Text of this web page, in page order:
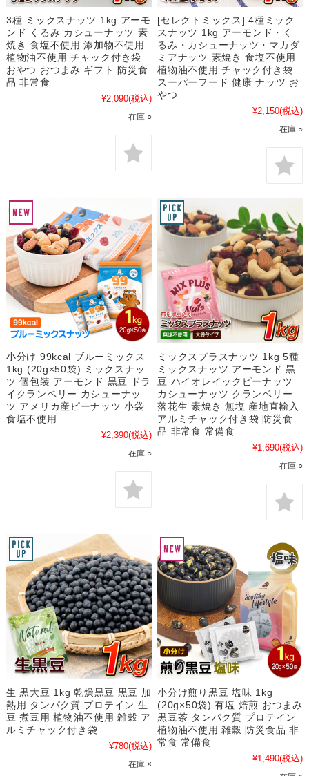
3種 ミックスナッツ 1kg アーモ
ンド くるみ カシューナッツ 素
焼き 食塩不使用 添加物不使用
植物油不使用 チャック付き袋
おやつ おつまみ ギフト 防災食
品 非常食
¥2,090(税込)
在庫 ○
[セレクトミックス] 4種ミック
スナッツ 1kg アーモンド・く
るみ・カシューナッツ・マカダ
ミアナッツ 素焼き 食塩不使用
植物油不使用 チャック付き袋
スーパーフード 健康 ナッツ お
やつ
¥2,150(税込)
在庫 ○
小分け 99kcal ブルーミックス
1kg (20g×50袋) ミックスナッ
ツ 個包装 アーモンド 黒豆 ドラ
イクランベリー カシューナッ
ツ アメリカ産ピーナッツ 小袋
食塩不使用
¥2,390(税込)
在庫 ○
ミックスプラスナッツ 1kg 5種
ミックスナッツ アーモンド 黒
豆 ハイオレイックピーナッツ
カシューナッツ クランベリー
落花生 素焼き 無塩 産地直輸入
アルミチャック付き袋 防災食
品 非常食 常備食
¥1,690(税込)
在庫 ○
生 黒大豆 1kg 乾燥黒豆 黒豆 加
熱用 タンパク質 プロテイン 生
豆 煮豆用 植物油不使用 雑穀 ア
ルミチャック付き袋
¥780(税込)
在庫 ×
小分け煎り黒豆 塩味 1kg
(20g×50袋) 有塩 焙煎 おつまみ
黒豆茶 タンパク質 プロテイン
植物油不使用 雑穀 防災食品 非
常食 常備食
¥1,490(税込)